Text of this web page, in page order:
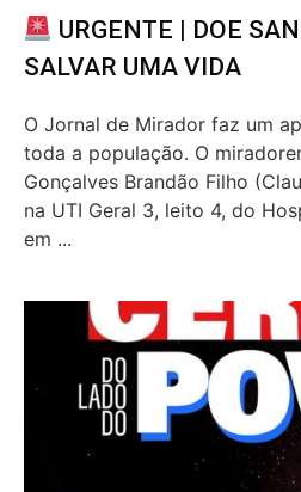
URGENTE | DOE
SALVAR UMA VIDA
O Jornal de Mirador faz um
toda a população. O
Gonçalves Brandão Filho
na UTI Geral 3, leito 4, do
em ...